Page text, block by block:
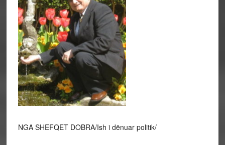
NGA SHEFQET DOBRA/Ish i dënuar politik/